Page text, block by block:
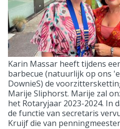
Karin Massar heeft tijdens
barbecue (natuurlijk op ons
DownieS) de
Marije Sliphorst. Marije zal
het Rotaryjaar 2023-2024. In
de functie van secretaris
Kruijf die van